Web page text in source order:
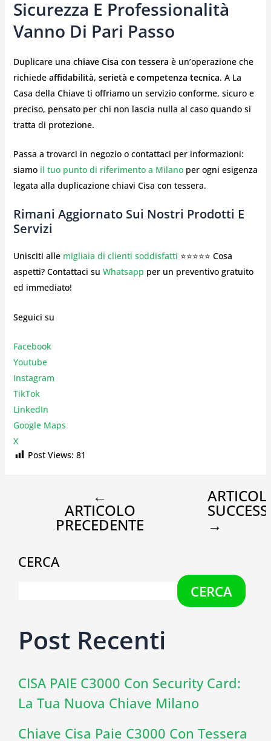
Sicurezza E Professionalità
Vanno Di Pari Passo
Duplicare una chiave Cisa con tessera è un’operazione che
richiede affidabilità, serietà e competenza tecnica. A La
Casa della Chiave ti offriamo un servizio conforme, sicuro e
preciso, pensato per chi non lascia nulla al caso quando si
tratta di protezione.
Passa a trovarci in negozio o contattaci per informazioni:
siamoil tuo punto di riferimento a Milanoper ogni esigenza
legata alla duplicazione chiavi Cisa con tessera.
Rimani Aggiornato Sui Nostri Prodotti E
Servizi
Unisciti alle migliaia di clienti soddisfatti ⭐⭐⭐⭐⭐ Cosa
aspetti? Contattaci su Whatsapp per un preventivo gratuito
ed immediato!
Seguici su
Facebook
Youtube
Instagram
TikTok
LinkedIn
Google Maps
X
Post Views: 81
←
ARTICOLO
PRECEDENTE →
CERCA
CERCA
Post Recenti
CISA PAIE C3000 Con Security Card:
La Tua Nuova Chiave Milano
Chiave Cisa Paie C3000 Con Tessera